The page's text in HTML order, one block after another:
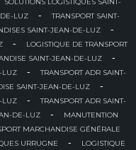
SOLUTIONS LOGISTIQUES SAINT-
LUZ -
TRANSPORT SAINT-
SAINT-JEAN-DE-LUZ -
-
LOGISTIQUE DE TRANSPORT
SAINT-JEAN-DE-LUZ -
LUZ -
TRANSPORT ADR SAINT-
SAINT-JEAN-DE-LUZ -
LUZ -
TRANSPORT ADR SAINT-
DE-LUZ -
MANUTENTION
MARCHANDISE GÉNÉRALE
URRUGNE -
LOGISTIQUE